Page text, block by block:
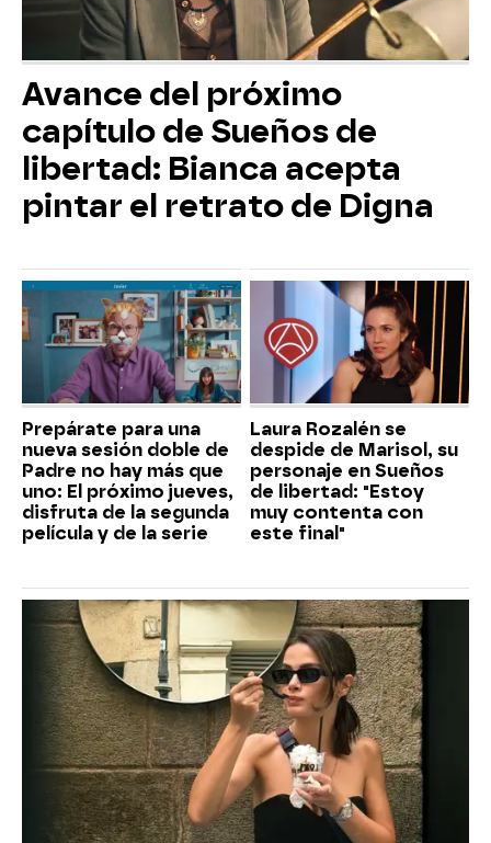
Avance del próximo
capítulo de Sueños de
libertad: Bianca acepta
pintar el retrato de Digna
Prepárate para una
nueva sesión doble de
Padre no hay más que
uno: El próximo jueves,
disfruta de la segunda
película y de la serie
Laura Rozalén se
despide de Marisol, su
personaje en Sueños
de libertad: "Estoy
muy contenta con
este final"